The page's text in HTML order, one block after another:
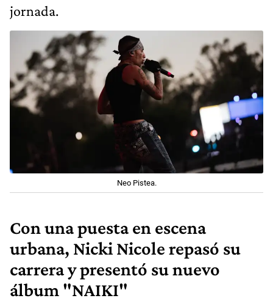
jornada.
Neo Pistea.
Con una puesta en escena
urbana, Nicki Nicole repasó su
carrera y presentó su nuevo
álbum "NAIKI"